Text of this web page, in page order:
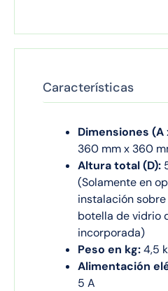
Características
Dimensiones (A
360 mm x 360
Altura total (D):
(Solamente en
instalación
botella de vidrio
incorporada)
Peso en kg:4,5
Alimentación
5 A